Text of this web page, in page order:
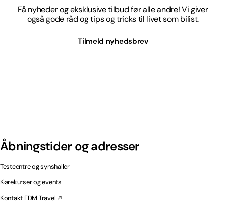
Få nyheder og eksklusive tilbud før alle andre! Vi giver
også gode råd og tips og tricks til livet som bilist.
Tilmeld nyhedsbrev
Åbningstider og adresser
Testcentre og synshaller
Kørekurser og events
Kontakt FDM Travel